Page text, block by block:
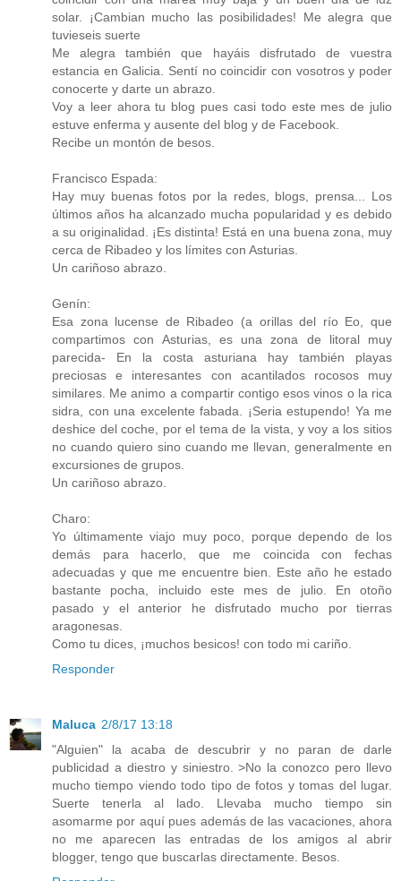
solar. ¡Cambian mucho las posibilidades! Me alegra que
tuvieseis suerte
Me alegra también que hayáis disfrutado de vuestra
estancia en Galicia. Sentí no coincidir con vosotros y poder
conocerte y darte un abrazo.
Voy a leer ahora tu blog pues casi todo este mes de julio
estuve enferma y ausente del blog y de Facebook.
Recibe un montón de besos.
Francisco Espada:
Hay muy buenas fotos por la redes, blogs, prensa... Los
últimos años ha alcanzado mucha popularidad y es debido
a su originalidad. ¡Es distinta! Está en una buena zona, muy
cerca de Ribadeo y los límites con Asturias.
Un cariñoso abrazo.
Genín:
Esa zona lucense de Ribadeo (a orillas del río Eo, que
compartimos con Asturias, es una zona de litoral muy
parecida- En la costa asturiana hay también playas
preciosas e interesantes con acantilados rocosos muy
similares. Me animo a compartir contigo esos vinos o la rica
sidra, con una excelente fabada. ¡Seria estupendo! Ya me
deshice del coche, por el tema de la vista, y voy a los sitios
no cuando quiero sino cuando me llevan, generalmente en
excursiones de grupos.
Un cariñoso abrazo.
Charo:
Yo últimamente viajo muy poco, porque dependo de los
demás para hacerlo, que me coincida con fechas
adecuadas y que me encuentre bien. Este año he estado
bastante pocha, incluido este mes de julio. En otoño
pasado y el anterior he disfrutado mucho por tierras
aragonesas.
Como tu dices, ¡muchos besicos! con todo mi cariño.
Responder
Maluca 2/8/17 13:18
"Alguien" la acaba de descubrir y no paran de darle
publicidad a diestro y siniestro. >No la conozco pero llevo
mucho tiempo viendo todo tipo de fotos y tomas del lugar.
Suerte tenerla al lado. Llevaba mucho tiempo sin
asomarme por aquí pues además de las vacaciones, ahora
no me aparecen las entradas de los amigos al abrir
blogger, tengo que buscarlas directamente. Besos.